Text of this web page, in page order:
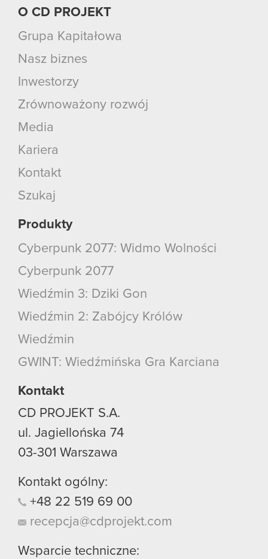
O CD PROJEKT
Grupa Kapitałowa
Nasz biznes
Inwestorzy
Zrównoważony rozwój
Media
Kariera
Kontakt
Szukaj
Produkty
Cyberpunk 2077: Widmo Wolności
Cyberpunk 2077
Wiedźmin 3: Dziki Gon
Wiedźmin 2: Zabójcy Królów
Wiedźmin
GWINT: Wiedźmińska Gra Karciana
Kontakt
CD PROJEKT S.A.
ul. Jagiellońska 74
03-301 Warszawa
Kontakt ogólny:
+48 22 519 69 00
recepcja@cdprojekt.com
Wsparcie techniczne: